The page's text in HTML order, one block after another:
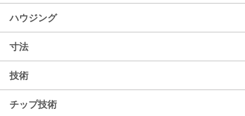
ハウジング
寸法
技術
チップ技術